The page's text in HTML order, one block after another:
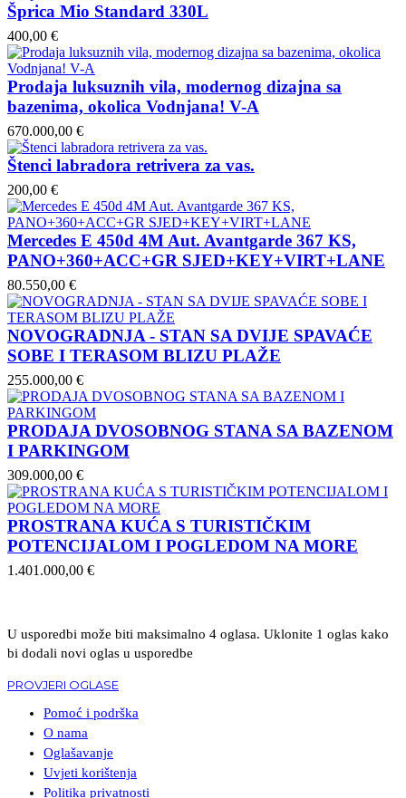
Šprica Mio Standard 330L
400,00 €
Prodaja luksuznih vila, modernog dizajna sa
bazenima, okolica Vodnjana! V-A
670.000,00 €
Štenci labradora retrivera za vas.
200,00 €
Mercedes E 450d 4M Aut. Avantgarde 367 KS,
PANO+360+ACC+GR SJED+KEY+VIRT+LANE
80.550,00 €
NOVOGRADNJA - STAN SA DVIJE SPAVAĆE
SOBE I TERASOM BLIZU PLAŽE
255.000,00 €
PRODAJA DVOSOBNOG STANA SA BAZENOM
I PARKINGOM
309.000,00 €
PROSTRANA KUĆA S TURISTIČKIM
POTENCIJALOM I POGLEDOM NA MORE
1.401.000,00 €
U usporedbi može biti maksimalno 4 oglasa. Uklonite 1 oglas kako
bi dodali novi oglas u usporedbe
PROVJERI OGLASE
Pomoć i podrška
O nama
Oglašavanje
Uvjeti korištenja
Politika privatnosti